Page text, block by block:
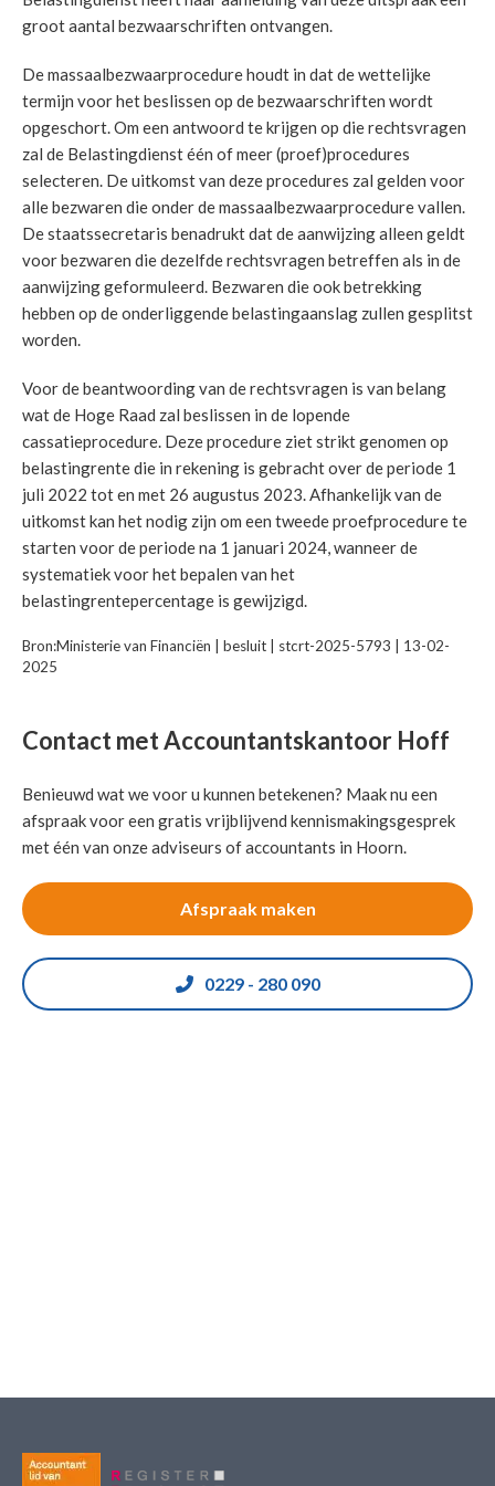
groot aantal bezwaarschriften ontvangen.
De massaalbezwaarprocedure houdt in dat de wettelijke
termijn voor het beslissen op de bezwaarschriften wordt
opgeschort. Om een antwoord te krijgen op die rechtsvragen
zal de Belastingdienst één of meer (proef)procedures
selecteren. De uitkomst van deze procedures zal gelden voor
alle bezwaren die onder de massaalbezwaarprocedure vallen.
De staatssecretaris benadrukt dat de aanwijzing alleen geldt
voor bezwaren die dezelfde rechtsvragen betreffen als in de
aanwijzing geformuleerd. Bezwaren die ook betrekking
hebben op de onderliggende belastingaanslag zullen gesplitst
worden.
Voor de beantwoording van de rechtsvragen is van belang
wat de Hoge Raad zal beslissen in de lopende
cassatieprocedure. Deze procedure ziet strikt genomen op
belastingrente die in rekening is gebracht over de periode 1
juli 2022 tot en met 26 augustus 2023. Afhankelijk van de
uitkomst kan het nodig zijn om een tweede proefprocedure te
starten voor de periode na 1 januari 2024, wanneer de
systematiek voor het bepalen van het
belastingrentepercentage is gewijzigd.
Bron:Ministerie van Financiën | besluit | stcrt-2025-5793 | 13-02-
2025
Contact met Accountantskantoor Hoff
Benieuwd wat we voor u kunnen betekenen? Maak nu een
afspraak voor een gratis vrijblijvend kennismakingsgesprek
met één van onze adviseurs of accountants in Hoorn.
Afspraak maken
0229 - 280 090